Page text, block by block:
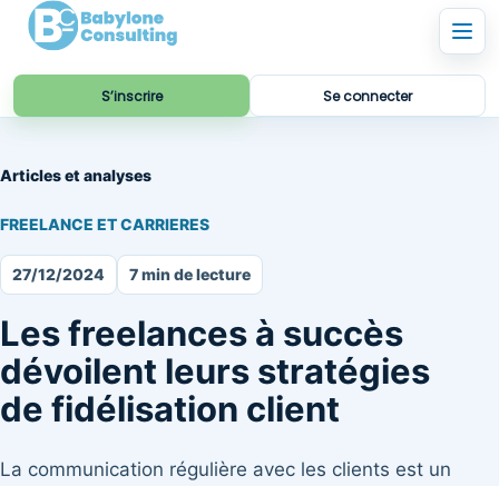
S’inscrire Se connecter
Articles et analyses
FREELANCE ET CARRIERES
27/12/2024 7 min de lecture
Les freelances à succès
dévoilent leurs stratégies
de fidélisation client
La communication régulière avec les clients est un